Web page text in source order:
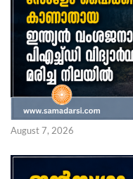
August 7, 2026